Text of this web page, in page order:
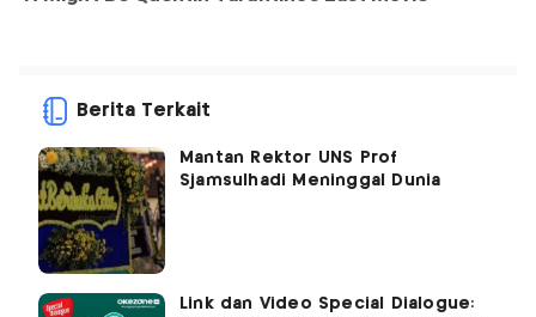
Berita Terkait
Mantan Rektor UNS Prof
Sjamsulhadi Meninggal Dunia
Link dan Video Special Dialogue: